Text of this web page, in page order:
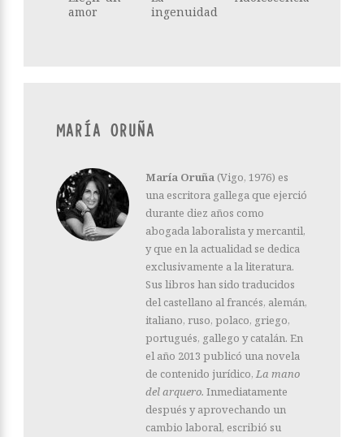
amor
ingenuidad
MARÍA ORUÑA
María Oruña (Vigo, 1976) es
una escritora gallega que ejerció
durante diez años como
abogada laboralista y mercantil,
y que en la actualidad se dedica
exclusivamente a la literatura.
Sus libros han sido traducidos
del castellano al francés, alemán,
italiano, ruso, polaco, griego,
portugués, gallego y catalán. En
el año 2013 publicó una novela
de contenido jurídico, La mano
del arquero. Inmediatamente
después y aprovechando un
cambio laboral, escribió su